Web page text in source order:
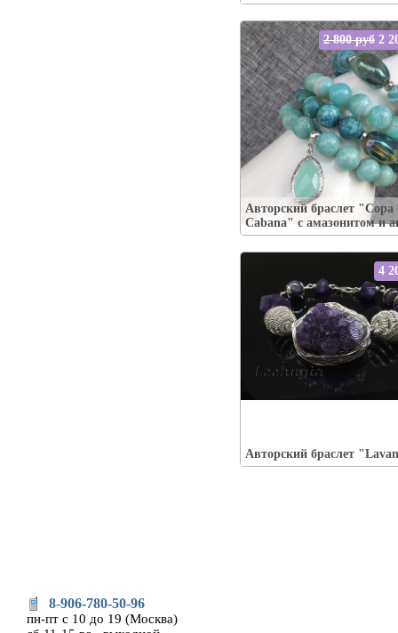
Авторский браслет "Copa
Cabana" с амазонитом и
2 800 руб 2
Упаковка:
Наличие:есть / XS 16-17 см
В корзину
Авторский браслет
4
8-906-780-50-96
пн-пт с 10 до 19 (Москва)